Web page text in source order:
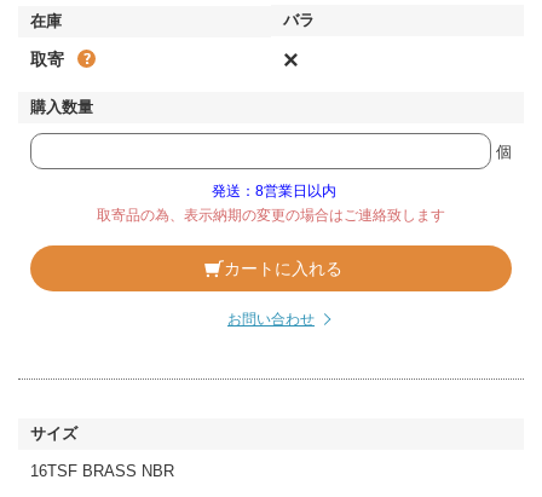
取寄 ×
個
発送：8営業日以内
取寄品の為、表示納期の変更の場合はご連絡致します
カートに入れる
お問い合わせ
16TSF BRASS NBR